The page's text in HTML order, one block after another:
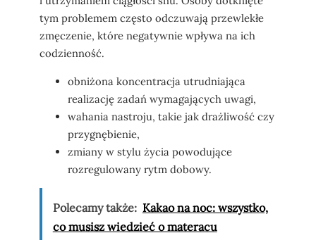
tym problemem często odczuwają przewlekłe
zmęczenie, które negatywnie wpływa na ich
codzienność.
obniżona koncentracja utrudniająca
realizację zadań wymagających uwagi,
wahania nastroju, takie jak drażliwość czy
przygnębienie,
zmiany w stylu życia powodujące
rozregulowany rytm dobowy.
Polecamy także: Kakao na noc: wszystko,
co musisz wiedzieć o materacu